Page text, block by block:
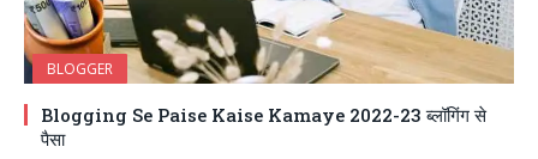
BLOGGER
Blogging Se Paise Kaise Kamaye 2022-23 ब्लॉगिंग से
पैसा